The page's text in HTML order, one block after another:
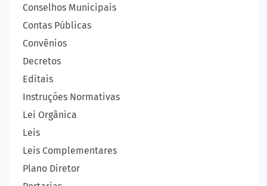
Conselhos Municipais
Contas Públicas
Convênios
Decretos
Editais
Instruções Normativas
Lei Orgânica
Leis
Leis Complementares
Plano Diretor